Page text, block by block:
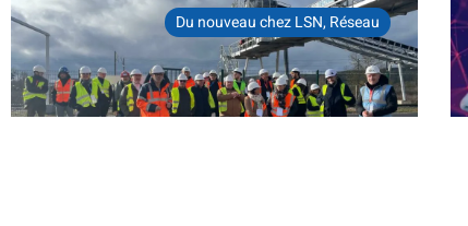
Du nouveau chez LSN,Réseau